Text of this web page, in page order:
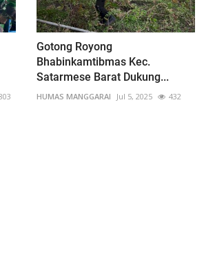
Gotong Royong
Bhabinkamtibmas Kec.
Satarmese Barat Dukung...
HUMAS MANGGARAI Jul 5, 2025 432